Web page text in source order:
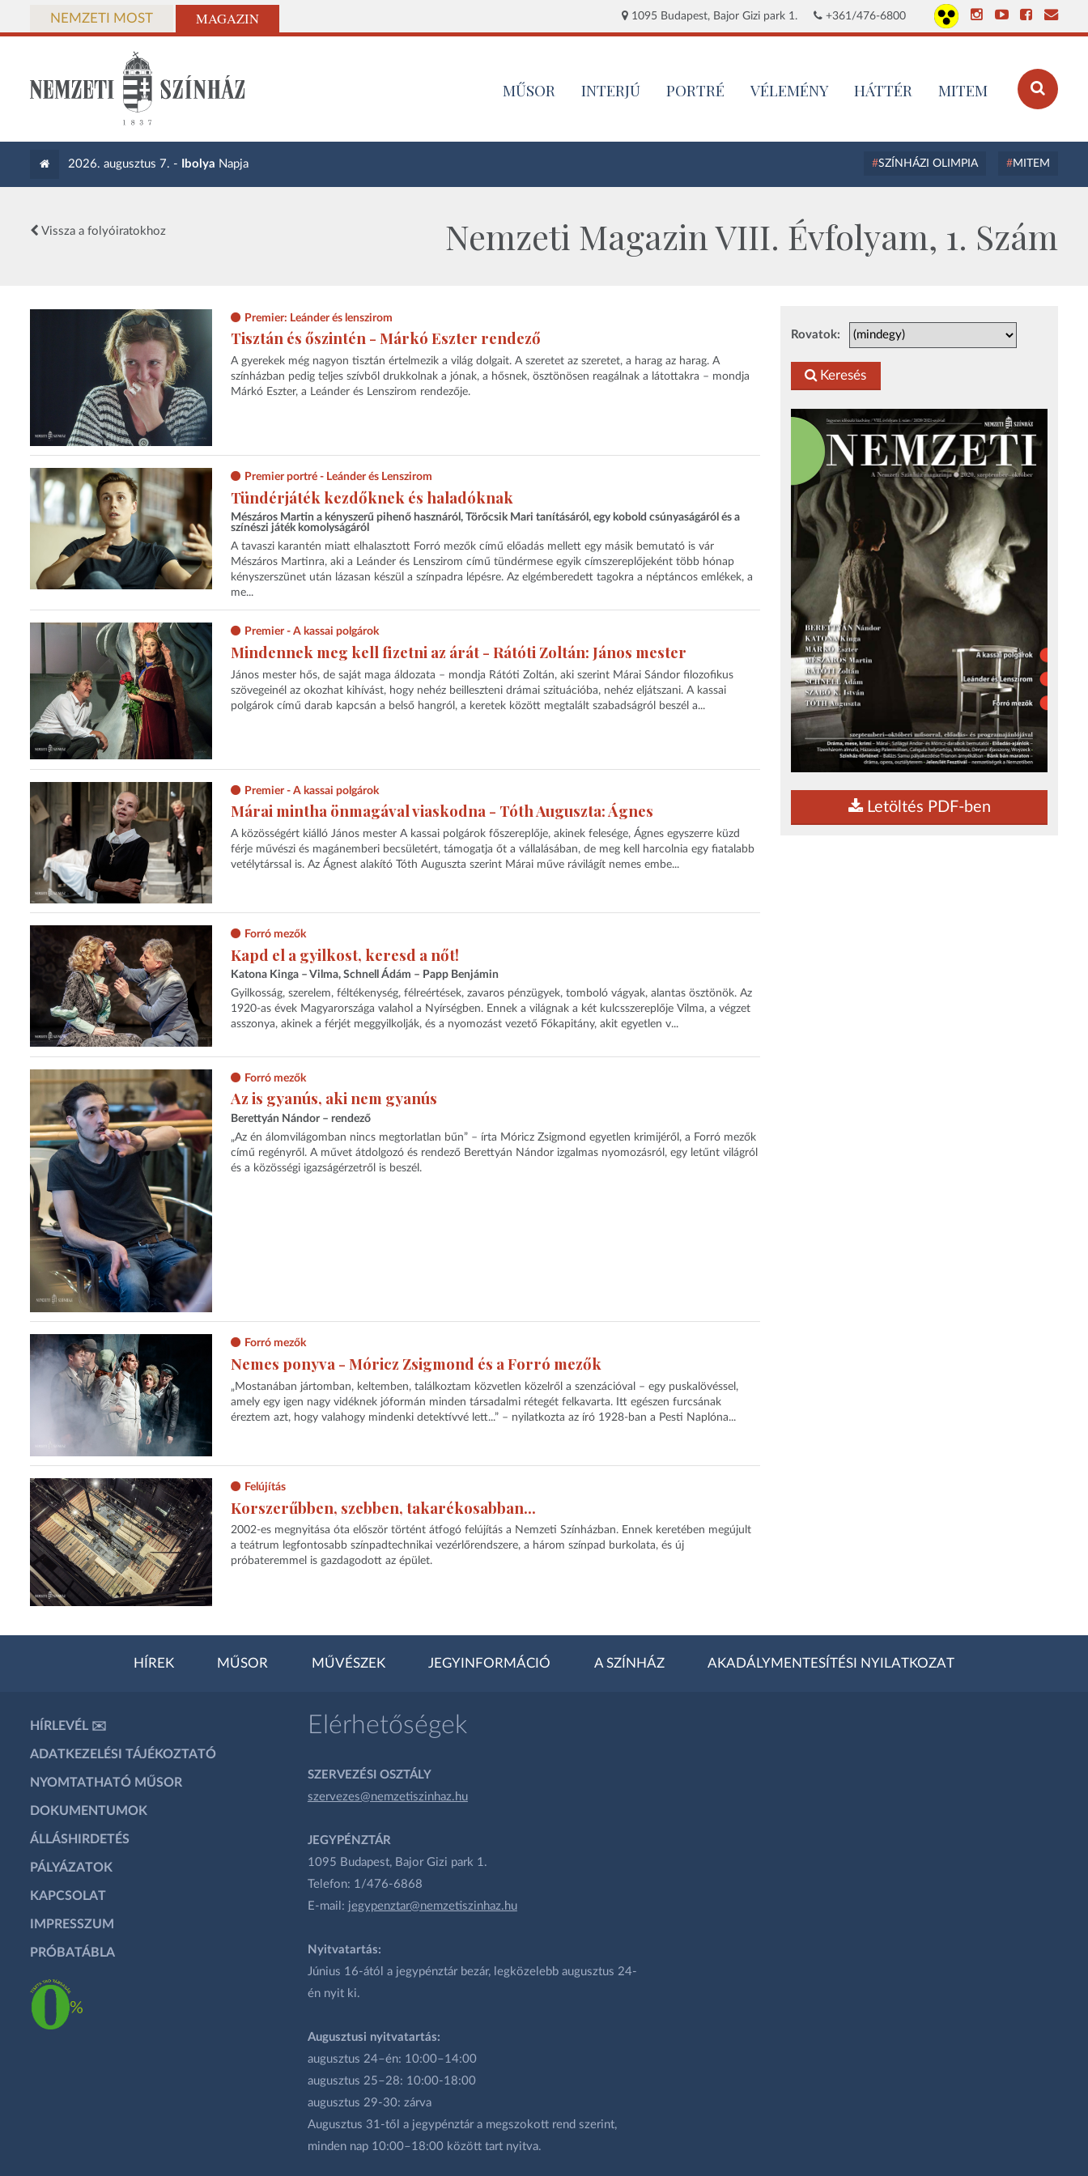
NEMZETI MOST MAGAZIN 1095 Budapest, Bajor Gizi park 1. +361/476-6800
MŰSOR INTERJÚ PORTRÉ VÉLEMÉNY HÁTTÉR MITEM
2026. augusztus 7. - Ibolya Napja SZÍNHÁZI OLIMPIA MITEM
Vissza a folyóiratokhoz Nemzeti Magazin VIII. Évfolyam, 1. Szám
Rovatok:
Keresés
Letöltés PDF-ben
Premier: Leánder és lenszirom
Tisztán és őszintén - Márkó Eszter rendező
A gyerekek még nagyon tisztán értelmezik a világ dolgait. A szeretet az szeretet, a harag az harag. A
színházban pedig teljes szívből drukkolnak a jónak, a hősnek, ösztönösen reagálnak a látottakra – mondja
Márkó Eszter, a Leánder és Lenszirom rendezője.
Premier portré - Leánder és Lenszirom
Tündérjáték kezdőknek és haladóknak
Mészáros Martin a kényszerű pihenő hasznáról, Törőcsik Mari tanításáról, egy kobold csúnyaságáról és a
színészi játék komolyságáról
A tavaszi karantén miatt elhalasztott Forró mezők című előadás mellett egy másik bemutató is vár
Mészáros Martinra, aki a Leánder és Lenszirom című tündérmese egyik címszereplőjeként több hónap
kényszerszünet után lázasan készül a színpadra lépésre. Az elgémberedett tagokra a néptáncos emlékek, a
me...
Premier - A kassai polgárok
Mindennek meg kell fizetni az árát - Rátóti Zoltán: János mester
János mester hős, de saját maga áldozata – mondja Rátóti Zoltán, aki szerint Márai Sándor filozofikus
szövegeinél az okozhat kihívást, hogy nehéz beilleszteni drámai szituációba, nehéz eljátszani. A kassai
polgárok című darab kapcsán a belső hangról, a keretek között megtalált szabadságról beszél a...
Premier - A kassai polgárok
Márai mintha önmagával viaskodna - Tóth Auguszta: Ágnes
A közösségért kiálló János mester A kassai polgárok főszereplője, akinek felesége, Ágnes egyszerre küzd
férje művészi és magánemberi becsületért, támogatja őt a vállalásában, de meg kell harcolnia egy fiatalabb
vetélytárssal is. Az Ágnest alakító Tóth Auguszta szerint Márai műve rávilágít nemes embe...
Forró mezők
Kapd el a gyilkost, keresd a nőt!
Katona Kinga – Vilma, Schnell Ádám – Papp Benjámin
Gyilkosság, szerelem, féltékenység, félreértések, zavaros pénzügyek, tomboló vágyak, alantas ösztönök. Az
1920-as évek Magyarországa valahol a Nyírségben. Ennek a világnak a két kulcsszereplője Vilma, a végzet
asszonya, akinek a férjét meggyilkolják, és a nyomozást vezető Főkapitány, akit egyetlen v...
Forró mezők
Az is gyanús, aki nem gyanús
Berettyán Nándor – rendező
„Az én álomvilágomban nincs megtorlatlan bűn” – írta Móricz Zsigmond egyetlen krimijéről, a Forró mezők
című regényről. A művet átdolgozó és rendező Berettyán Nándor izgalmas nyomozásról, egy letűnt világról
és a közösségi igazságérzetről is beszél.
Forró mezők
Nemes ponyva - Móricz Zsigmond és a Forró mezők
„Mostanában jártomban, keltemben, találkoztam közvetlen közelről a szenzációval – egy puskalövéssel,
amely egy igen nagy vidéknek jóformán minden társadalmi rétegét felkavarta. Itt egészen furcsának
éreztem azt, hogy valahogy mindenki detektívvé lett...” – nyilatkozta az író 1928-ban a Pesti Naplóna...
Felújítás
Korszerűbben, szebben, takarékosabban...
2002-es megnyitása óta először történt átfogó felújítás a Nemzeti Színházban. Ennek keretében megújult
a teátrum legfontosabb színpadtechnikai vezérlőrendszere, a három színpad burkolata, és új
próbateremmel is gazdagodott az épület.
HÍREK MŰSOR MŰVÉSZEK JEGYINFORMÁCIÓ A SZÍNHÁZ AKADÁLYMENTESÍTÉSI NYILATKOZAT
HÍRLEVÉL ✉️
ADATKEZELÉSI TÁJÉKOZTATÓ
NYOMTATHATÓ MŰSOR
DOKUMENTUMOK
ÁLLÁSHIRDETÉS
PÁLYÁZATOK
KAPCSOLAT
IMPRESSZUM
PRÓBATÁBLA
Elérhetőségek
SZERVEZÉSI OSZTÁLY
szervezes@nemzetiszinhaz.hu
JEGYPÉNZTÁR
1095 Budapest, Bajor Gizi park 1.
Telefon: 1/476-6868
E-mail: jegypenztar@nemzetiszinhaz.hu
Nyitvatartás:
Június 16-ától a jegypénztár bezár, legközelebb augusztus 24-
én nyit ki.
Augusztusi nyitvatartás:
augusztus 24–én: 10:00–14:00
augusztus 25–28: 10:00-18:00
augusztus 29-30: zárva
Augusztus 31-től a jegypénztár a megszokott rend szerint,
minden nap 10:00–18:00 között tart nyitva.